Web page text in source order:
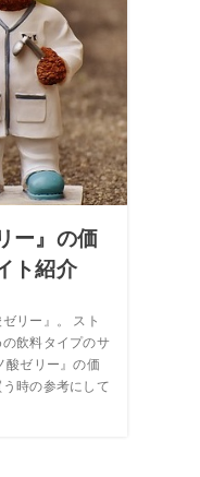
ー』の価
ト紹介
リー』。 スト
飲料タイプのサ
酸ゼリー』の価
時の参考にして